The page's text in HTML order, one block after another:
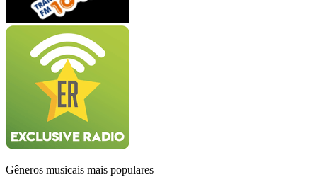
Gêneros musicais mais populares